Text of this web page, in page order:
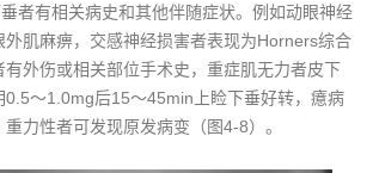
者有相关病史和其他伴随症状。例如动眼神经
外肌麻痹，交感神经损害者表现为Horners综合
外伤或相关部位手术史，重症肌无力者皮下
0.5～1.0mg后15～45min上睑下垂好转，癔病
力性者可发现原发病变（图4-8）。